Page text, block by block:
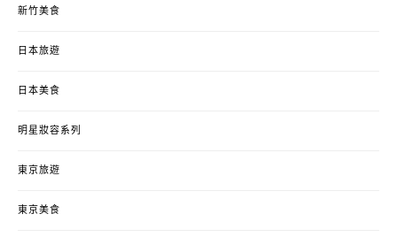
新竹美食
日本旅遊
日本美食
明星妝容系列
東京旅遊
東京美食